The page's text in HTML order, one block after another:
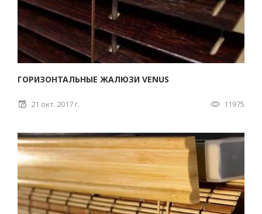
ГОРИЗОНТАЛЬНЫЕ ЖАЛЮЗИ VENUS
21 окт. 2017 г. 11975